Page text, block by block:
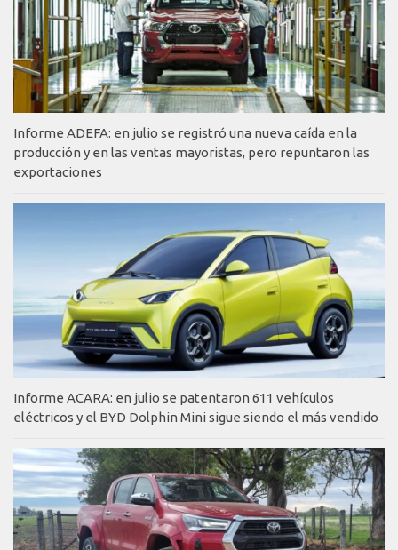
Informe ADEFA: en julio se registró una nueva caída en la
producción y en las ventas mayoristas, pero repuntaron las
exportaciones
Informe ACARA: en julio se patentaron 611 vehículos
eléctricos y el BYD Dolphin Mini sigue siendo el más vendido